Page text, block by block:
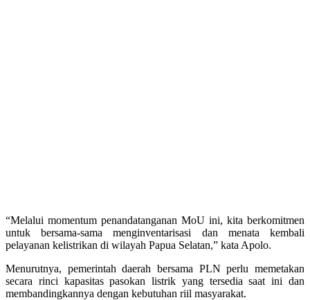
“Melalui momentum penandatanganan MoU ini, kita berkomitmen
untuk bersama-sama menginventarisasi dan menata kembali
pelayanan kelistrikan di wilayah Papua Selatan,” kata Apolo.
Menurutnya, pemerintah daerah bersama PLN perlu memetakan
secara rinci kapasitas pasokan listrik yang tersedia saat ini dan
membandingkannya dengan kebutuhan riil masyarakat.